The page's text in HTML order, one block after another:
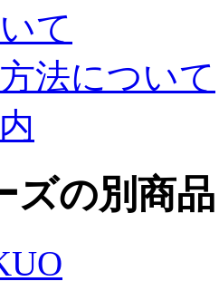
て
法について
ズの別商品